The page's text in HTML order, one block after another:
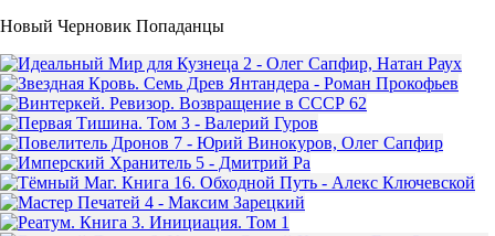
Новый Черновик Попаданцы